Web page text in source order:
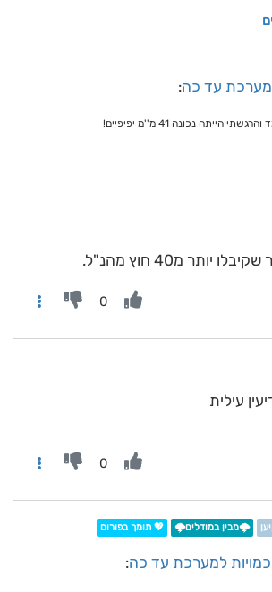
עד כה:
הייתה נכונה 41 מ''מ יפיפיים!
יותר מ40 חוץ מהנ"ל.
0
0
🌩️מבין במודלים🌩️ 💖 תומך בפורום
כמויות למערכת עד כה: